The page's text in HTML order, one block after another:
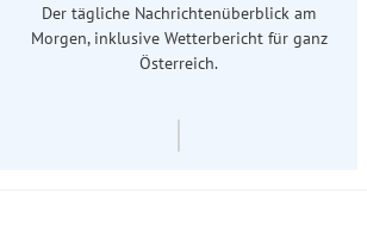
Der tägliche Nachrichtenüberblick am
Morgen, inklusive Wetterbericht für ganz
Österreich.